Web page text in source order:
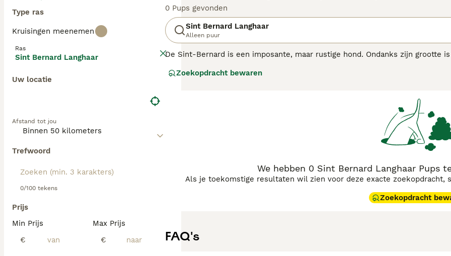
Type ras
Kruisingen meenemen
Ras
Sint Bernard Langhaar
Uw locatie
Afstand tot jou
Trefwoord
0/100 tekens
Prijs
Min Prijs
€
Max Prijs
€
0 Pups gevonden
Sint Bernard Langhaar
Alleen puur
De Sint-Bernard is een imposante, maar rustige hond. Ondanks zijn grootte
beschermen.
Zoekopdracht bewaren
We hebben 0 Sint Bernard Langhaar Pups
Als je toekomstige resultaten wil zien voor deze exacte zoekopdracht,
Zoekopdracht
FAQ's